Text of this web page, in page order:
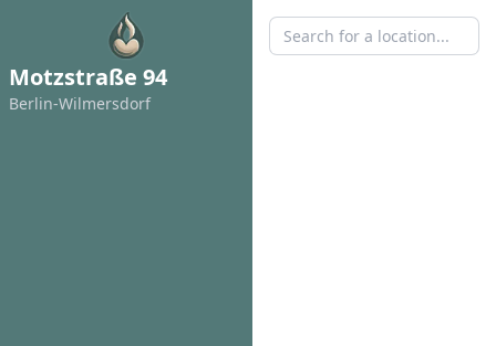
Motzstraße 94
Berlin-Wilmersdorf